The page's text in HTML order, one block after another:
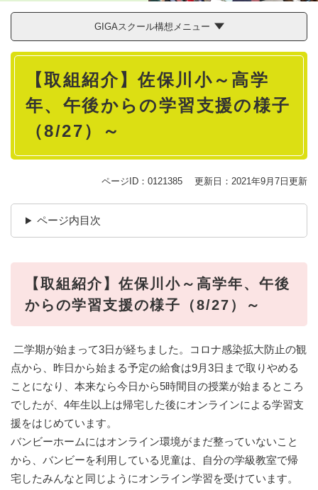
GIGAスクール構想メニュー
本
【取組紹介】佐保川小～高学
年、午後からの学習支援の様子
（8/27）～
ページID：0121385 更新日：2021年9月7日更新
ページ内目次
【取組紹介】佐保川小～高学年、午後
からの学習支援の様子（8/27）～
二学期が始まって3日が経ちました。コロナ感染拡大防止の観
点から、昨日から始まる予定の給食は9月3日まで取りやめる
ことになり、本来なら今日から5時間目の授業が始まるところ
でしたが、4年生以上は帰宅した後にオンラインによる学習支
援をはじめています。
バンビーホームにはオンライン環境がまだ整っていないこと
から、バンビーを利用している児童は、自分の学級教室で帰
宅したみんなと同じようにオンライン学習を受けています。